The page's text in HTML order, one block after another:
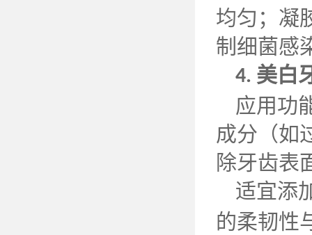
均匀；凝
制细菌感
4. 美白
应用功
成分（如
除牙齿表
适宜添
的柔韧性